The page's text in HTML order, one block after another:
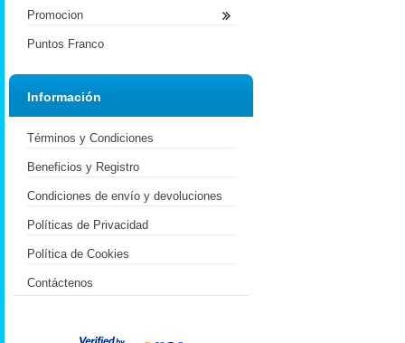
Promocion
Puntos Franco
Información
Términos y Condiciones
Beneficios y Registro
Condiciones de envío y devoluciones
Políticas de Privacidad
Política de Cookies
Contáctenos